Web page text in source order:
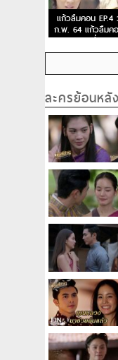
แก้วลืมคอน EP.4
ก.พ. 64 แก้วลืมค
ที่ 4
ละครย้อนหลั